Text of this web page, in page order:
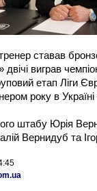
ставав
виграв
етап Ліги
року в
штабу Юрія
Вернидуб та